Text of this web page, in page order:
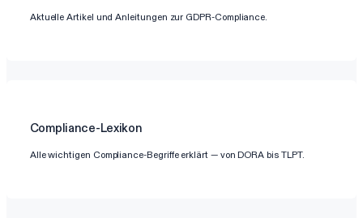
Aktuelle Artikel und Anleitungen zur GDPR-Compliance.
Compliance-Lexikon
Alle wichtigen Compliance-Begriffe erklärt — von DORA bis TLPT.